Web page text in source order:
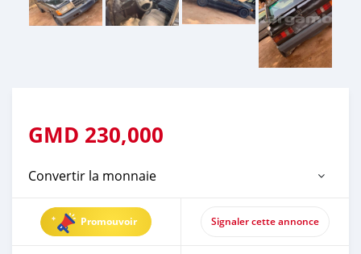
GMD 230,000
Convertir la monnaie
Promouvoir Signaler cette annonce